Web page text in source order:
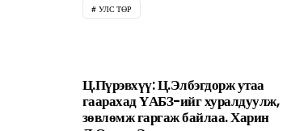
УЛС ТӨР
Ц.Пүрэвхүү: Ц.Элбэгдорж утаа
гаарахад ҮАБЗ-ийг хуралдуулж,
зөвлөмж гаргаж байлаа. Харин